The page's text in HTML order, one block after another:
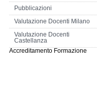
Pubblicazioni
Valutazione Docenti Milano
Valutazione Docenti
Castellanza
Accreditamento Formazione